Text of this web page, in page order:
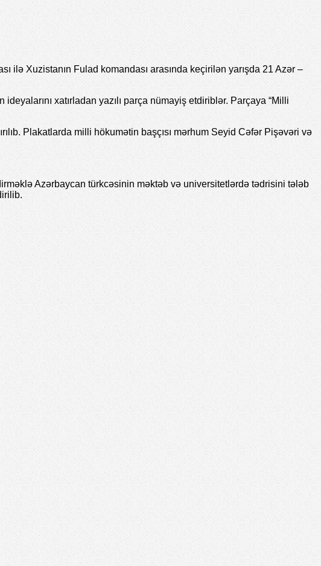
ilə Xuzistanın Fulad komandası arasında keçirilən yarışda 21 Azər –
xatırladan yazılı parça nümayiş etdiriblər. Parçaya “Milli
Plakatlarda milli hökumətin başçısı mərhum Seyid Cəfər Pişəvəri və
Azərbaycan türkcəsinin məktəb və universitetlərdə tədrisini tələb